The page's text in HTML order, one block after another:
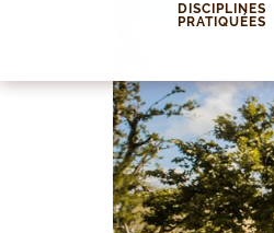
DISCIPLINES
PRATIQUÉES